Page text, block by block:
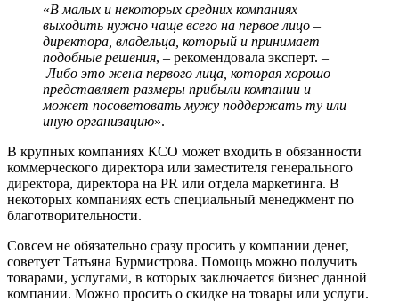
«В малых и некоторых средних компаниях
выходить нужно чаще всего на первое лицо –
директора, владельца, который и принимает
подобные решения, – рекомендовала эксперт. –
Либо это жена первого лица, которая хорошо
представляет размеры прибыли компании и
может посоветовать мужу поддержать ту или
иную организацию».
В крупных компаниях КСО может входить в обязанности
коммерческого директора или заместителя генерального
директора, директора на PR или отдела маркетинга. В
некоторых компаниях есть специальный менеджмент по
благотворительности.
Совсем не обязательно сразу просить у компании денег,
советует Татьяна Бурмистрова. Помощь можно получить
товарами, услугами, в которых заключается бизнес данной
компании. Можно просить о скидке на товары или услуги.